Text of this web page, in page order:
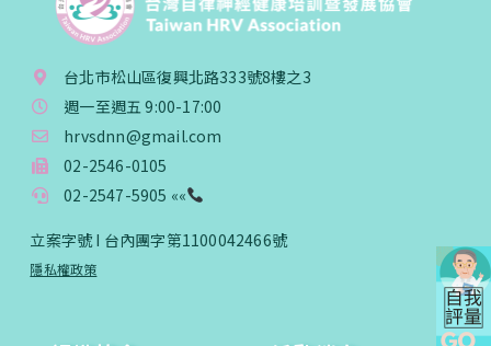
台北市松山區復興北路333號8樓之3
週一至週五 9:00-17:00
hrvsdnn@gmail.com
02-2546-0105
02-2547-5905 ««
立案字號 I 台內團字第1100042466號
隱私權政策